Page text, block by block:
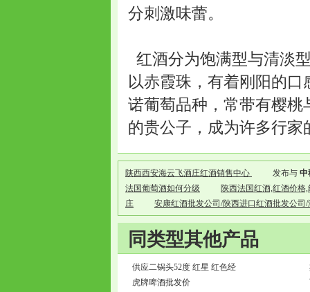
分刺激味蕾。
红酒分为饱满型与清淡
以赤霞珠，有着刚阳的
诺葡萄品种，常带有樱
的贵公子，成为许多行家
陕西西安海云飞酒庄红酒销售中心 发布与 中
法国葡萄酒如何分级
陕西法国红酒,红酒价格
庄
安康红酒批发公司/陕西进口红酒批发公司
同类型其他产品
供应二锅头52度 红星 红色经
虎牌啤酒批发价